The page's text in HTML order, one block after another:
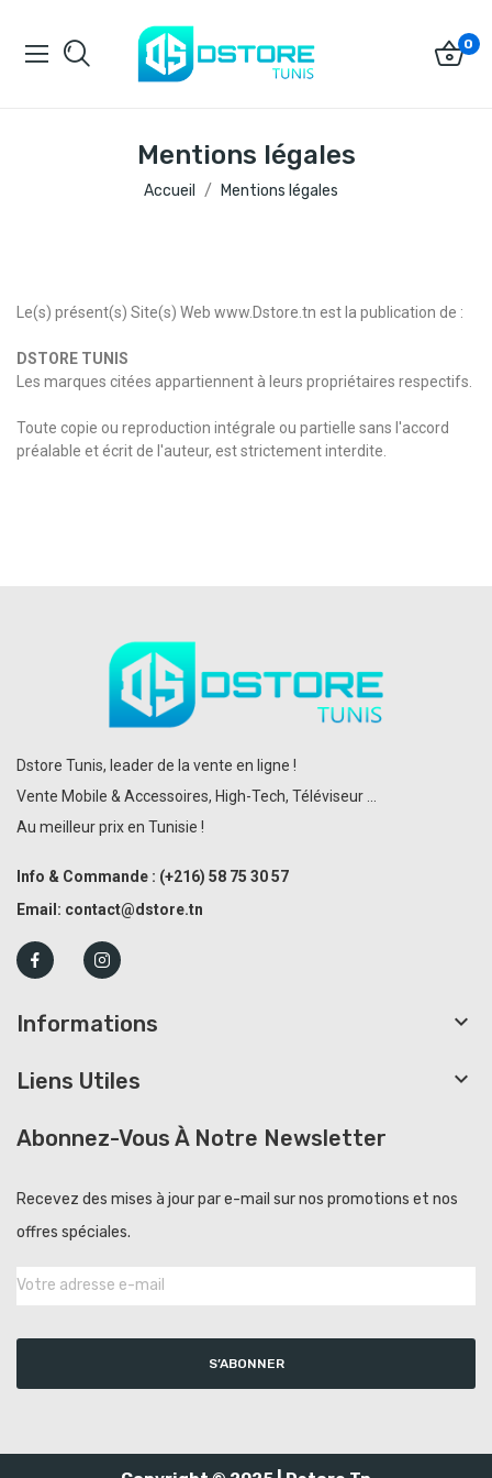
0
Mentions légales
Accueil Mentions légales
Le(s) présent(s) Site(s) Web www.Dstore.tn est la publication de :
DSTORE TUNIS
Les marques citées appartiennent à leurs propriétaires respectifs.
Toute copie ou reproduction intégrale ou partielle sans l'accord
préalable et écrit de l'auteur, est strictement interdite.
Dstore Tunis, leader de la vente en ligne !
Vente Mobile & Accessoires, High-Tech, Téléviseur ...
Au meilleur prix en Tunisie !
Info & Commande : (+216) 58 75 30 57
Email: contact@dstore.tn
Informations 
Liens Utiles 
Abonnez-Vous À Notre Newsletter
Recevez des mises à jour par e-mail sur nos promotions et nos
offres spéciales.
S’ABONNER